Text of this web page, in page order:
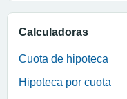
Calculadoras
Cuota de hipoteca
Hipoteca por cuota